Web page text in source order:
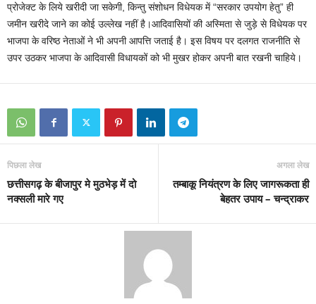
प्रोजेक्ट के लिये खरीदी जा सकेगी, किन्तु संशोधन विधेयक में “सरकार उपयोग हेतु” ही
जमीन खरीदे जाने का कोई उल्लेख नहीं है।आदिवासियों की अस्मिता से जुड़े से विधेयक पर
भाजपा के वरिष्ठ नेताओं ने भी अपनी आपत्ति जताई है। इस विषय पर दलगत राजनीति से
उपर उठकर भाजपा के आदिवासी विधायकों को भी मुखर होकर अपनी बात रखनी चाहिये।
पिछला लेख
छत्तीसगढ़ के बीजापुर मे मुठभेड़ में दो
नक्सली मारे गए
अगला लेख
तम्बाकू नियंत्रण के लिए जागरूकता ही
बेहतर उपाय – चन्द्राकर